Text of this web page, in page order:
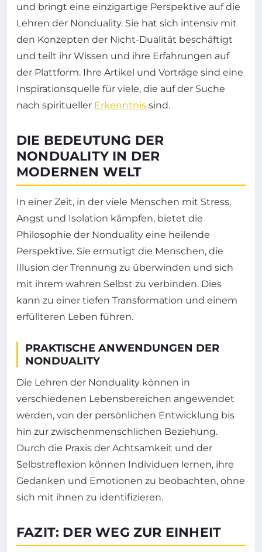
und bringt eine einzigartige Perspektive auf die
Lehren der Nonduality. Sie hat sich intensiv mit
den Konzepten der Nicht-Dualität beschäftigt
und teilt ihr Wissen und ihre Erfahrungen auf
der Plattform. Ihre Artikel und Vorträge sind eine
Inspirationsquelle für viele, die auf der Suche
nach spiritueller Erkenntnis sind.
DIE BEDEUTUNG DER
NONDUALITY IN DER
MODERNEN WELT
In einer Zeit, in der viele Menschen mit Stress,
Angst und Isolation kämpfen, bietet die
Philosophie der Nonduality eine heilende
Perspektive. Sie ermutigt die Menschen, die
Illusion der Trennung zu überwinden und sich
mit ihrem wahren Selbst zu verbinden. Dies
kann zu einer tiefen Transformation und einem
erfüllteren Leben führen.
PRAKTISCHE ANWENDUNGEN DER
NONDUALITY
Die Lehren der Nonduality können in
verschiedenen Lebensbereichen angewendet
werden, von der persönlichen Entwicklung bis
hin zur zwischenmenschlichen Beziehung.
Durch die Praxis der Achtsamkeit und der
Selbstreflexion können Individuen lernen, ihre
Gedanken und Emotionen zu beobachten, ohne
sich mit ihnen zu identifizieren.
FAZIT: DER WEG ZUR EINHEIT